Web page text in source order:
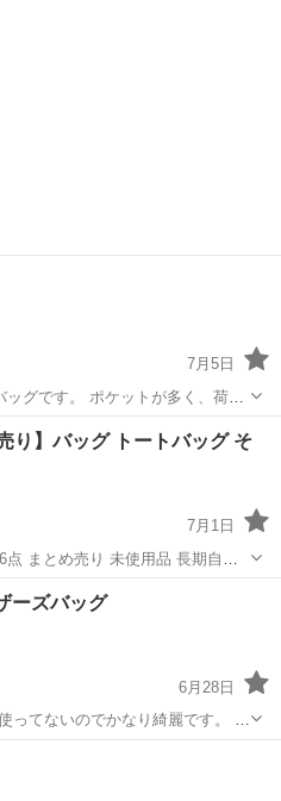
7月5日
トが多く、荷物
勤にも便利です。
グ
り】バッグ トートバッグ そ
7月1日
未使用品 長期自宅
バッグ
ーズバッグ
6月28日
ってないのでかなり綺麗です。 型
お泊まりバックなどに使えると思